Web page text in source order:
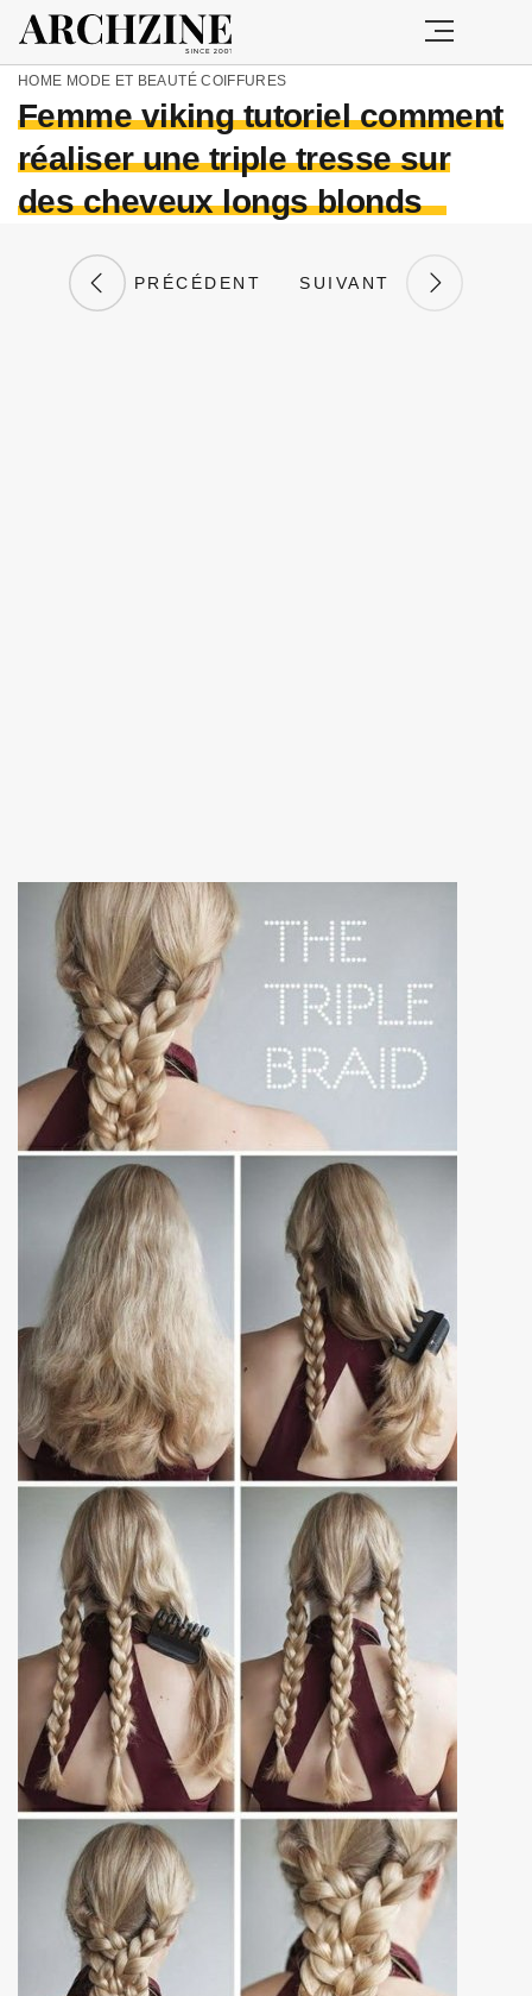
HOME MODE ET BEAUTÉ COIFFURES
Femme viking tutoriel comment
réaliser une triple tresse sur
des cheveux longs blonds
PRÉCÉDENT SUIVANT